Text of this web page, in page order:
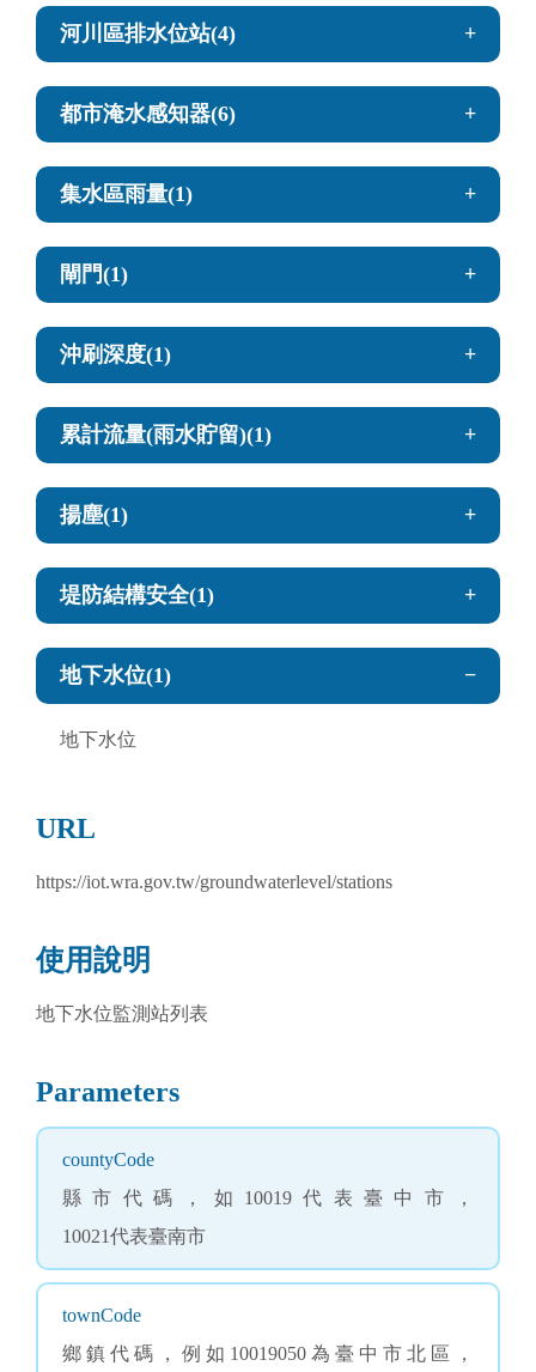
取得累積降雨歷史二維分佈圖詮釋資料
取得即時淹水範圍圖
取得歷史淹水範圍圖詮釋資料
歷史淹水範圍可用區域名稱
列出縣市代碼
列出鄉鎮代碼
河川區排水位站(4)
列出所有河川區排水位計
列出水系代碼
用水系代碼取得河川區排水位站
都市淹水感知器(6)
列出所有都市淹水感知器
用縣市代碼取得都市淹水感知器
用縣市名稱取得都市淹水感知器
用鄉鎮名稱取得都市淹水感知器
集水區雨量(1)
閘門(1)
閘門
沖刷深度(1)
沖刷深度
累計流量(雨水貯留)(1)
累計流量
揚塵(1)
揚塵
堤防結構安全(1)
堤防結構安全
地下水位(1)
地下水位
URL
https://iot.wra.gov.tw/groundwaterlevel/stations
使用說明
地下水位監測站列表
Parameters
countyCode
縣市代碼，如10019代表臺中市，
10021代表臺南市
townCode
鄉鎮代碼，例如10019050為臺中市北區，